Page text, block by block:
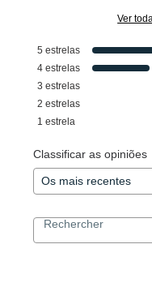
Ver
5 estrelas
4 estrelas
3 estrelas
2 estrelas
1 estrela
Classificar as opiniões